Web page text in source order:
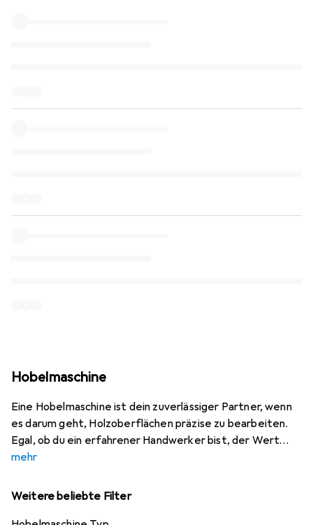
Hobelmaschine
Eine Hobelmaschine ist dein zuverlässiger Partner, wenn
es darum geht, Holzoberflächen präzise zu bearbeiten.
Egal, ob du ein erfahrener Handwerker bist, der Wert
mehr
Weitere beliebte Filter